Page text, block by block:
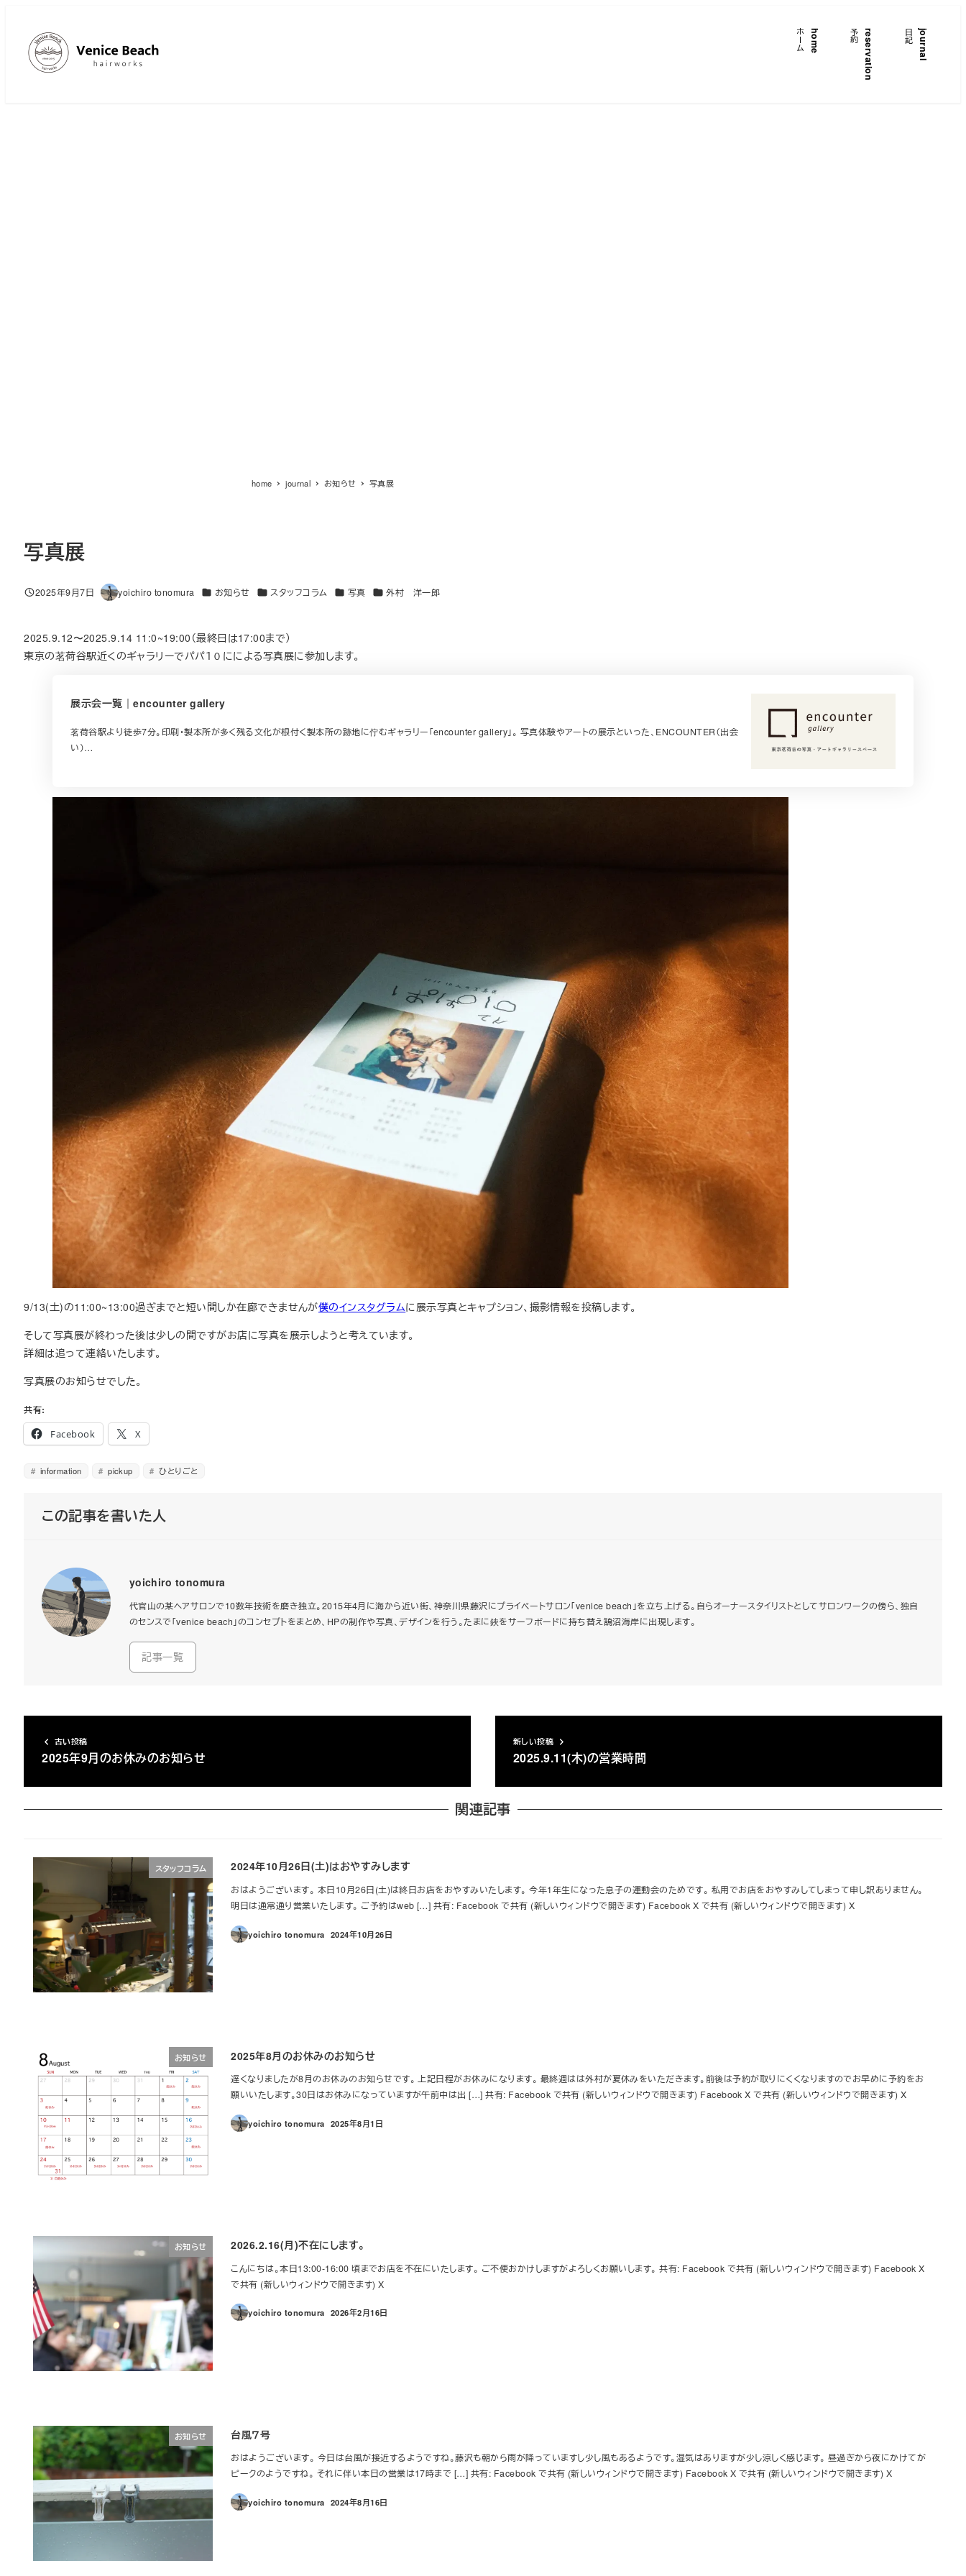
home
ホーム reservation
予約 journal
日記
home journal お知らせ 写真展
写真展
投稿日
2025年9月7日
著
yoichiro tonomura カテゴリー
お知らせ カテゴリー
スタッフコラム カテゴリー
写真 カテゴリー
外村 洋一郎
2025.9.12〜2025.9.14 11:0~19:00（最終日は17:00まで）
東京の茗荷谷駅近くのギャラリーでパパ１０にによる写真展に参加します。
展示会一覧｜encounter gallery
茗荷谷駅より徒歩7分。印刷・製本所が多く残る文化が根付く製本所の跡地に佇むギャラリー「encounter gallery」。 写真体験やアートの展示といった、ENCOUNTER（出会
い）…
9/13(土)の11:00~13:00過ぎまでと短い間しか在廊できませんが僕のインスタグラムに展示写真とキャプション、撮影情報を投稿します。
そして写真展が終わった後は少しの間ですがお店に写真を展示しようと考えています。
詳細は追って連絡いたします。
写真展のお知らせでした。
共有:
Facebook
X
information pickup ひとりごと
この記事を書いた人
yoichiro tonomura
代官山の某ヘアサロンで10数年技術を磨き独立。2015年4月に海から近い街、神奈川県藤沢にプライベートサロン「venice beach」を立ち上げる。自らオーナースタイリストとしてサロンワークの傍ら、独自
のセンスで「venice beach」のコンセプトをまとめ、HPの制作や写真、デザインを行う。たまに鋏をサーフボードに持ち替え鵠沼海岸に出現します。
記事一覧
古い投稿
2025年9月のお休みのお知らせ
新しい投稿
2025.9.11(木)の営業時間
関連記事
スタッフコラム 2024年10月26日(土)はおやすみします
おはようございます。 本日10月26日(土)は終日お店をおやすみいたします。 今年1年生になった息子の運動会のためです。 私用でお店をおやすみしてしまって申し訳ありません。
明日は通常通り営業いたします。 ご予約はweb […] 共有: Facebook で共有 (新しいウィンドウで開きます) Facebook X で共有 (新しいウィンドウで開きます) X
yoichiro tonomura
投稿日
2024年10月26日
お知らせ 2025年8月のお休みのお知らせ
遅くなりましたが8月のお休みのお知らせです。 上記日程がお休みになります。 最終週はは外村が夏休みをいただきます。前後は予約が取りにくくなりますのでお早めに予約をお
願いいたします。30日はお休みになっていますが午前中は出 […] 共有: Facebook で共有 (新しいウィンドウで開きます) Facebook X で共有 (新しいウィンドウで開きます) X
yoichiro tonomura
投稿日
2025年8月1日
お知らせ 2026.2.16(月)不在にします。
こんにちは。本日13:00-16:00 頃までお店を不在にいたします。 ご不便おかけしますがよろしくお願いします。 共有: Facebook で共有 (新しいウィンドウで開きます) Facebook X
で共有 (新しいウィンドウで開きます) X
yoichiro tonomura
投稿日
2026年2月16日
お知らせ 台風７号
おはようございます。 今日は台風が接近するようですね。藤沢も朝から雨が降っていますし少し風もあるようです。湿気はありますが少し涼しく感じます。 昼過ぎから夜にかけてが
ピークのようですね。 それに伴い本日の営業は17時まで […] 共有: Facebook で共有 (新しいウィンドウで開きます) Facebook X で共有 (新しいウィンドウで開きます) X
yoichiro tonomura
投稿日
2024年8月16日